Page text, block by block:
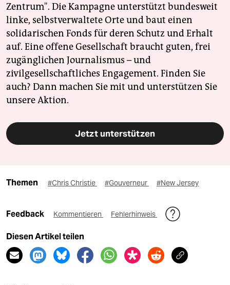
Zentrum". Die Kampagne unterstützt bundesweit
linke, selbstverwaltete Orte und baut einen
solidarischen Fonds für deren Schutz und Erhalt
auf. Eine offene Gesellschaft braucht guten, frei
zugänglichen Journalismus – und
zivilgesellschaftliches Engagement. Finden Sie
auch? Dann machen Sie mit und unterstützen Sie
unsere Aktion.
Jetzt unterstützen
Themen #Chris Christie #Gouverneur #New Jersey
Feedback Kommentieren Fehlerhinweis
Diesen Artikel teilen